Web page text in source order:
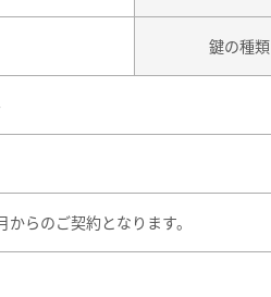
鍵の種類
からのご契約となります。